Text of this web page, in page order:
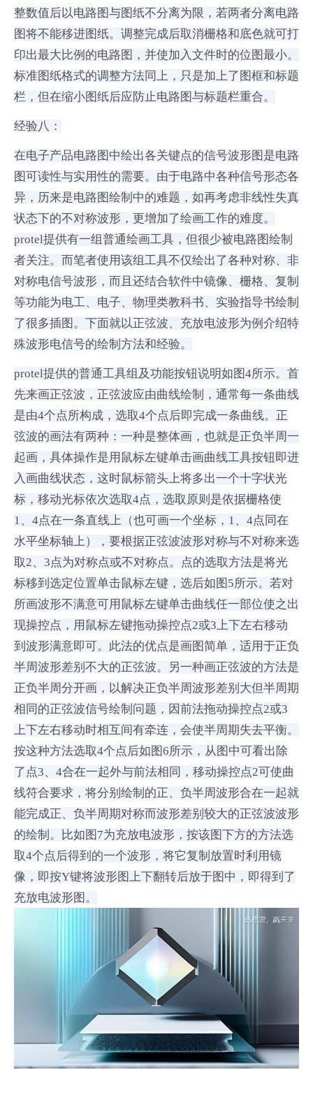
整数值后以电路图与图纸不分离为限，若两者分离电路
图将不能移进图纸。调整完成后取消栅格和底色就可打
印出最大比例的电路图，并使加入文件时的位图最小。
标准图纸格式的调整方法同上，只是加上了图框和标题
栏，但在缩小图纸后应防止电路图与标题栏重合。
经验八：
在电子产品电路图中绘出各关键点的信号波形图是电路
图可读性与实用性的需要。由于电路中各种信号形态各
异，历来是电路图绘制中的难题，如再考虑非线性失真
状态下的不对称波形，更增加了绘画工作的难度。
protel提供有一组普通绘画工具，但很少被电路图绘制
者关注。而笔者使用该组工具不仅绘出了各种对称、非
对称电信号波形，而且还结合软件中镜像、栅格、复制
等功能为电工、电子、物理类教科书、实验指导书绘制
了很多插图。下面就以正弦波、充放电波形为例介绍特
殊波形电信号的绘制方法和经验。
protel提供的普通工具组及功能按钮说明如图4所示。首
先来画正弦波，正弦波应由曲线绘制，通常每一条曲线
是由4个点所构成，选取4个点后即完成一条曲线。正
弦波的画法有两种：一种是整体画，也就是正负半周一
起画，具体操作是用鼠标左键单击画曲线工具按钮即进
入画曲线状态，这时鼠标箭头上将多出一个十字状光
标，移动光标依次选取4点，选取原则是依据栅格使
1、4点在一条直线上（也可画一个坐标，1、4点同在
水平坐标轴上），要根据正弦波波形对称与不对称来选
取2、3点为对称点或不对称点。点的选取方法是将光
标移到选定位置单击鼠标左键，选后如图5所示。若对
所画波形不满意可用鼠标左键单击曲线任一部位使之出
现操控点，用鼠标左键拖动操控点2或3上下左右移动
到波形满意即可。此法的优点是画图简单，适用于正负
半周波形差别不大的正弦波。另一种画正弦波的方法是
正负半周分开画，以解决正负半周波形差别大但半周期
相同的正弦波信号绘制问题，因前法拖动操控点2或3
上下左右移动时相互间有牵连，会使半周期失去平衡。
按这种方法选取4个点后如图6所示，从图中可看出除
了点3、4合在一起外与前法相同，移动操控点2可使曲
线符合要求，将分别绘制的正、负半周波形合在一起就
能完成正、负半周期对称而波形差别较大的正弦波波形
的绘制。比如图7为充放电波形，按该图下方的方法选
取4个点后得到的一个波形，将它复制放置时利用镜
像，即按Y键将波形图上下翻转后放于图中，即得到了
充放电波形图。